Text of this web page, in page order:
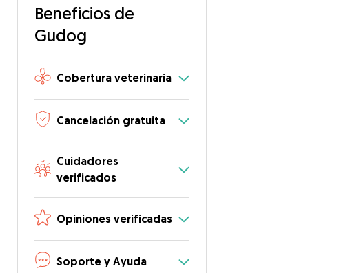
Beneficios de
Gudog
Cobertura veterinaria
Cancelación gratuita
Cuidadores
verificados
Opiniones verificadas
Soporte y Ayuda